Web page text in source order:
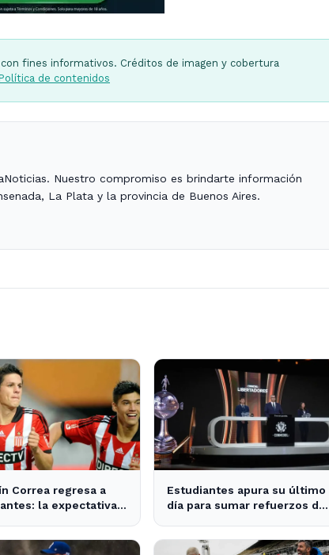
fines informativos. Créditos de imagen y cobertura
de contenidos
Nuestro compromiso es brindarte información
La Plata y la provincia de Buenos Aires.
Correa regresa a
la expectativa
Estudiantes apura su último
día para sumar refuerzos de